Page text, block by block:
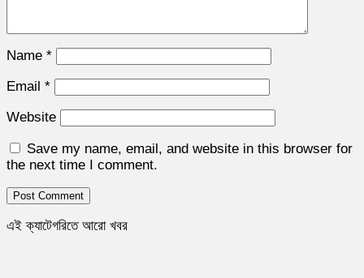
Name *
Email *
Website
Save my name, email, and website in this browser for
the next time I comment.
এই ক্যাটেগরিতে আরো খবর